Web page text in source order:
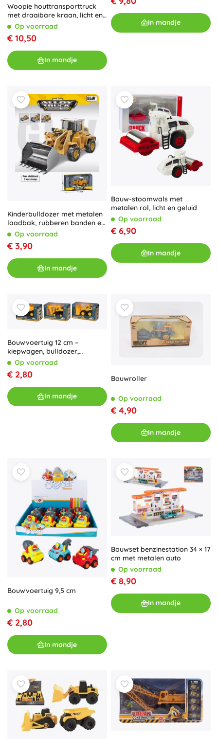
Woopie houttransporttruck
met draaibare kraan, licht en
geluid 1:14
Op voorraad
€ 10,50
In mandje
In mandje
Kinderbulldozer met metalen
laadbak, rubberen banden en
vliegwiel 3+
Op voorraad
€ 3,90
In mandje
Bouw-stoomwals met
metalen rol, licht en geluid
Op voorraad
€ 6,90
In mandje
Bouwvoertuig 12 cm –
kiepwagen, bulldozer,
graafmachine
Op voorraad
€ 2,80
In mandje
Bouwroller
Op voorraad
€ 4,90
In mandje
Bouwvoertuig 9,5 cm
Op voorraad
€ 2,80
In mandje
Bouwset benzinestation 34 × 17
cm met metalen auto
Op voorraad
€ 8,90
In mandje